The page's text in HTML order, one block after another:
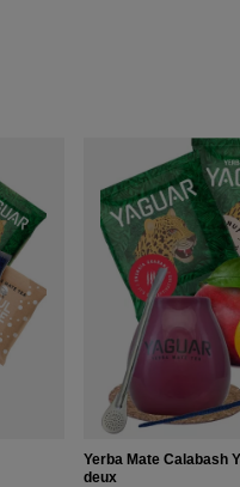
Yerba Mate Calabash
deux